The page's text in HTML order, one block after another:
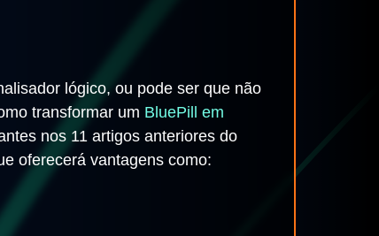
lógico, ou pode ser que não
transformar um BluePill em
nos 11 artigos anteriores do
oferecerá vantagens como: